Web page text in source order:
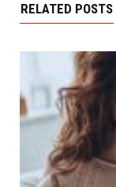
RELATED POSTS